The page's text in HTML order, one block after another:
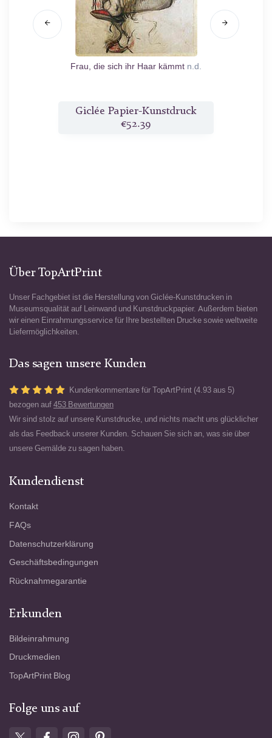
Frau, die sich ihr Haar kämmt n.d.
Giclée Papier-Kunstdruck
€52.39
Über TopArtPrint
Unser Fachgebiet ist die Herstellung von Giclée-Kunstdrucken in
Museumsqualität auf Leinwand und Kunstdruckpapier. Außerdem bieten
wir einen Einrahmungsservice für Ihre bestellten Drucke sowie weltweite
Liefermöglichkeiten.
Das sagen unsere Kunden
Kundenkommentare für TopArtPrint (4.93 aus 5)
bezogen auf 453 Bewertungen
Wir sind stolz auf unsere Kunstdrucke, und nichts macht uns glücklicher
als das Feedback unserer Kunden. Schauen Sie sich an, was sie über
unsere Gemälde zu sagen haben.
Kundendienst
Kontakt
FAQs
Datenschutzerklärung
Geschäftsbedingungen
Rücknahmegarantie
Erkunden
Bildeinrahmung
Druckmedien
TopArtPrint Blog
Folge uns auf